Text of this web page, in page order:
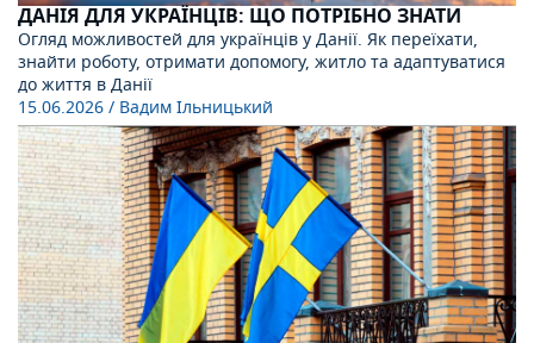
ДАНІЯ ДЛЯ УКРАЇНЦІВ: ЩО ПОТРІБНО ЗНАТИ
Огляд можливостей для українців у Данії. Як переїхати,
знайти роботу, отримати допомогу, житло та адаптуватися
до життя в Данії
15.06.2026/ Вадим Ільницький